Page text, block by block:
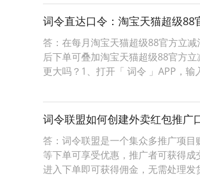
词令直达口令：淘宝天猫超级88
答：在每月淘宝天猫超级88官方立
后下单可叠加淘宝天猫超级88官方
更大吗？1、打开「 词令 」APP，输
词令联盟如何创建外卖红包推广
答：词令联盟是一个集众多推广项
等下单可享受优惠，推广者可获得
进入下单即可获得佣金，无需处理